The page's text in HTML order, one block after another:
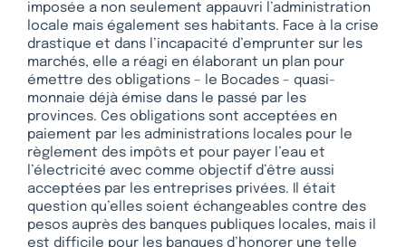
imposée a non seulement appauvri l’administration
locale mais également ses habitants. Face à la crise
drastique et dans l’incapacité d’emprunter sur les
marchés, elle a réagi en élaborant un plan pour
émettre des obligations – le Bocades – quasi-
monnaie déjà émise dans le passé par les
provinces. Ces obligations sont acceptées en
paiement par les administrations locales pour le
règlement des impôts et pour payer l’eau et
l’électricité avec comme objectif d’être aussi
acceptées par les entreprises privées. Il était
question qu’elles soient échangeables contre des
pesos auprès des banques publiques locales, mais il
est difficile pour les banques d’honorer une telle